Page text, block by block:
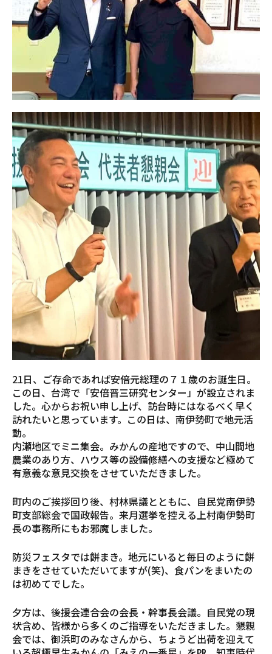
21日、ご存命であれば安倍元総理の７１歳のお誕生日。
この日、台湾で「安倍晋三研究センター」が設立されま
した。心からお祝い申し上げ、訪台時にはなるべく早く
訪れたいと思っています。この日は、南伊勢町で地元活
動。
内瀬地区でミニ集会。みかんの産地ですので、中山間地
農業のあり方、ハウス等の設備修繕への支援など極めて
有意義な意見交換をさせていただきました。
町内のご挨拶回り後、村林県議とともに、自民党南伊勢
町支部総会で国政報告。来月選挙を控える上村南伊勢町
長の事務所にもお邪魔しました。
防災フェスタでは餅まき。地元にいると毎日のように餅
まきをさせていただいてますが(笑)、食パンをまいたの
は初めてでした。
夕方は、後援会連合会の会長・幹事長会議。自民党の現
状含め、皆様から多くのご指導をいただきました。懇親
会では、御浜町のみなさんから、ちょうど出荷を迎えて